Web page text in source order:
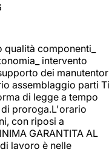
componenti_
intervento
dei
assemblaggio parti Ti
di legge a tempo
proroga.L'orario
con riposi a
GARANTITA AL
lavoro è nelle